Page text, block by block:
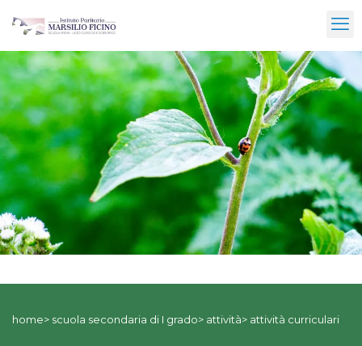
home> scuola secondaria di I grado> attività> attività curriculari